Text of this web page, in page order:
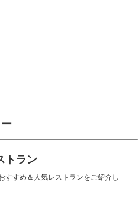
トラン
すすめ＆人気レストランをご紹介し